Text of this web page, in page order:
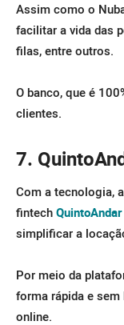
Assim como o
facilitar a vida das
filas, entre outros.
O banco, que é
clientes.
7.
Com a tecnologia,
fintech QuintoAndar
simplificar a
Por meio da
forma rápida e
online.